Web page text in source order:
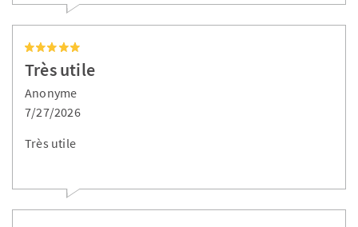
Très utile
Anonyme
7/27/2026
Très utile